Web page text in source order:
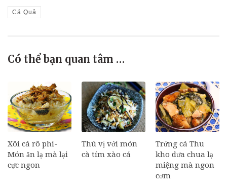
Cá Quả
Có thể bạn quan tâm …
Xôi cá rô phi-
Món ăn lạ mà lại
cực ngon
Thú vị với món
cà tím xào cá
Trứng cá Thu
kho dưa chua lạ
miệng mà ngon
cơm